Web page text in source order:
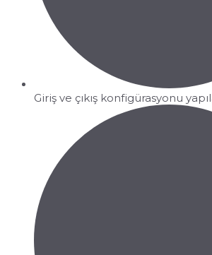
Giriş ve çıkış konfigürasyonu